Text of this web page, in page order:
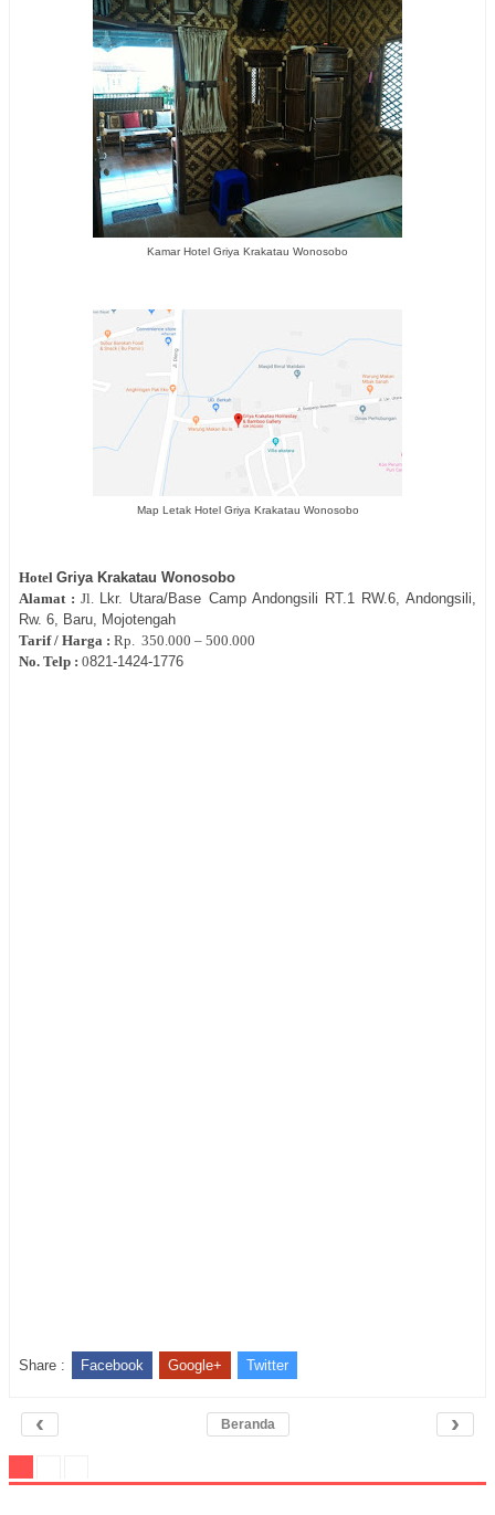
Kamar Hotel Griya Krakatau Wonosobo
Map Letak Hotel Griya Krakatau Wonosobo
Hotel Griya Krakatau Wonosobo
Alamat : Jl. Lkr. Utara/Base Camp Andongsili RT.1 RW.6, Andongsili,
Rw. 6, Baru, Mojotengah
Tarif / Harga : Rp. 350.000 – 500.000
No. Telp : 0821-1424-1776
Share : Facebook Google+ Twitter
‹ ›
Beranda